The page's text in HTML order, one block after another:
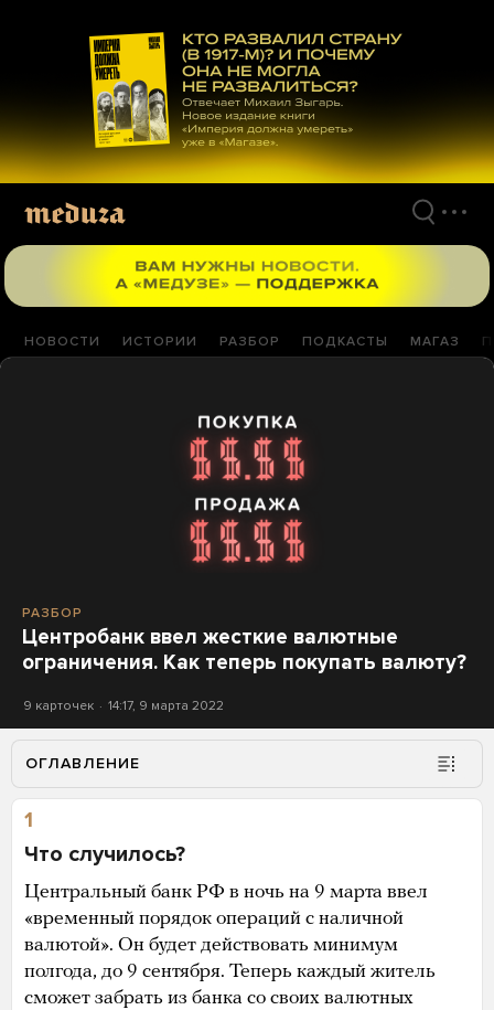
материалам
НОВОСТИ ИСТОРИИ РАЗБОР ПОДКАСТЫ МАГАЗ
РАЗБОР
Центробанк ввел жесткие валютные
ограничения. Как теперь покупать валюту?
9 карточек 14:17, 9 марта 2022
ОГЛАВЛЕНИЕ
1
Что случилось?
Центральный банк РФ в ночь на 9 марта ввел
«временный порядок операций с наличной
валютой». Он будет действовать минимум
полгода, до 9 сентября. Теперь каждый житель
сможет забрать из банка со своих валютных